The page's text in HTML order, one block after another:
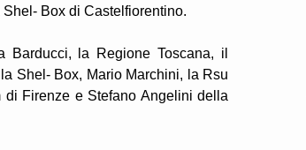
Box di Castelfiorentino.
Barducci, la Regione Toscana, il
Shel- Box, Mario Marchini, la Rsu
Firenze e Stefano Angelini della